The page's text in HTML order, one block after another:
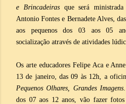
e Brincadeirasque será ministrada
Antonio Fontes e Bernadete Alves,
aos pequenos dos 03 aos 05
socialização através de atividades
Os arte educadores Felipe Aca e
13 de janeiro, das 09 às 12h, a
Pequenos Olhares, Grandes Imagens
dos 07 aos 12 anos, vão fazer